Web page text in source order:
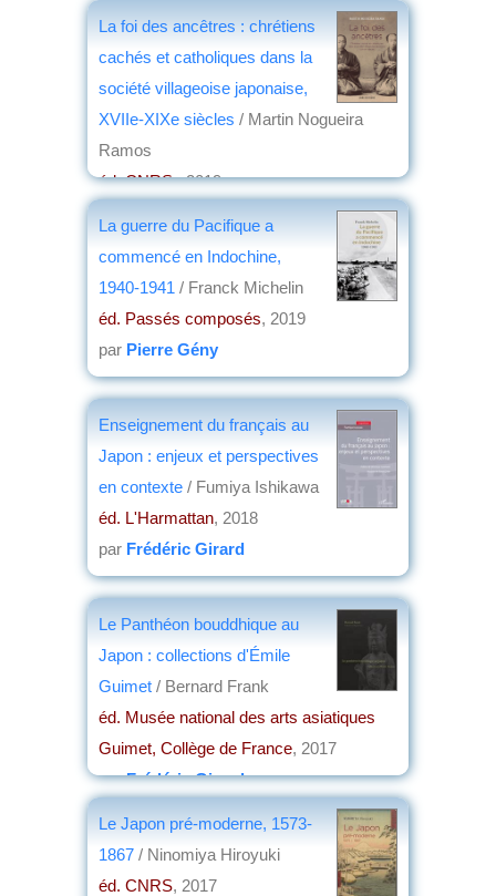
La foi des ancêtres : chrétiens
cachés et catholiques dans la
société villageoise japonaise,
XVIIe-XIXe siècles / Martin Nogueira
Ramos
éd. CNRS, 2019
La guerre du Pacifique a
commencé en Indochine,
1940-1941 / Franck Michelin
éd. Passés composés, 2019
par Pierre Gény
Enseignement du français au
Japon : enjeux et perspectives
en contexte / Fumiya Ishikawa
éd. L'Harmattan, 2018
par Frédéric Girard
Le Panthéon bouddhique au
Japon : collections d'Émile
Guimet / Bernard Frank
éd. Musée national des arts asiatiques
Guimet, Collège de France, 2017
parFrédéric Girard
Le Japon pré-moderne, 1573-
1867 / Ninomiya Hiroyuki
éd. CNRS, 2017